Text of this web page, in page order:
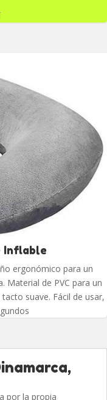
Inflable
ergonómico para un
Material de PVC para un
suave. Fácil de usar,
por la propia